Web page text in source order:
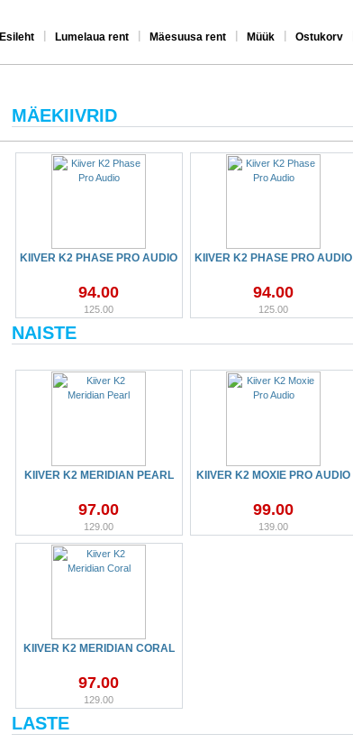
Esileht Lumelaua rent Mäesuusa rent Müük Ostukorv
MÄEKIIVRID
KIIVER K2 PHASE PRO AUDIO
94.00
125.00
KIIVER K2 PHASE PRO AUDIO
94.00
125.00
NAISTE
KIIVER K2 MERIDIAN PEARL
97.00
129.00
KIIVER K2 MOXIE PRO AUDIO
99.00
139.00
KIIVER K2 MERIDIAN CORAL
97.00
129.00
LASTE